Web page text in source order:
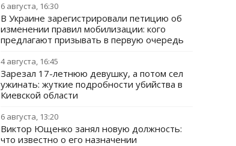
6 августа, 16:30
В Украине зарегистрировали петицию об
изменении правил мобилизации: кого
предлагают призывать в первую очередь
4 августа, 16:45
Зарезал 17-летнюю девушку, а потом сел
ужинать: жуткие подробности убийства в
Киевской области
6 августа, 13:20
Виктор Ющенко занял новую должность:
что известно о его назначении